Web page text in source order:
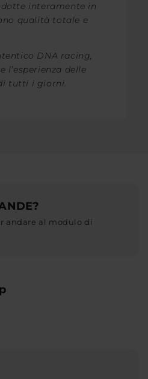
interamente in
qualità totale e
DNA racing,
l’esperienza delle
tutti i giorni.
andare al modulo di